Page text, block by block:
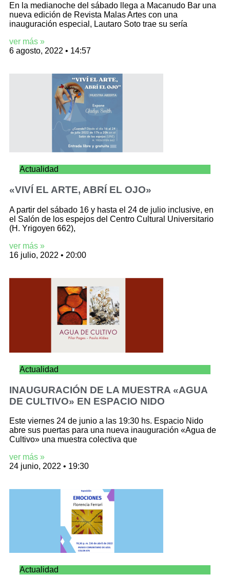
En la medianoche del sábado llega a Macanudo Bar una
nueva edición de Revista Malas Artes con una
inauguración especial, Lautaro Soto trae su sería
ver más »
6 agosto, 2022
14:57
Actualidad
«VIVÍ EL ARTE, ABRÍ EL OJO»
A partir del sábado 16 y hasta el 24 de julio inclusive, en
el Salón de los espejos del Centro Cultural Universitario
(H. Yrigoyen 662),
ver más »
16 julio, 2022
20:00
Actualidad
INAUGURACIÓN DE LA MUESTRA «AGUA
DE CULTIVO» EN ESPACIO NIDO
Este viernes 24 de junio a las 19:30 hs. Espacio Nido
abre sus puertas para una nueva inauguración «Agua de
Cultivo» una muestra colectiva que
ver más »
24 junio, 2022
19:30
Actualidad